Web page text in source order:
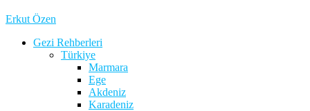
Erkut Özen
Gezi Rehberleri
Türkiye
Marmara
Ege
Akdeniz
Karadeniz